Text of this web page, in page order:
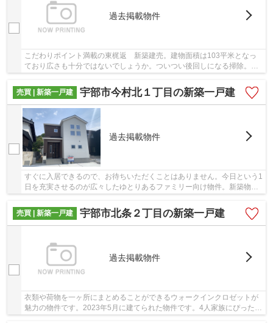
過去掲載物件
こだわりポイント満載の東梶返 新築建売。建物面積は103平米となっ
ており広さも十分ではないでしょうか。ついつい後回しになる掃除。フ
売買 | 新築一戸建
宇部市今村北１丁目の新築一戸建
過去掲載物件
すぐに入居できるので、お待ちいただくことはありません。今日という1
日を充実させるのが広々したゆとりあるファミリー向け物件。新築物件
で新たな生活をスタートさせてみませんか。シ...
売買 | 新築一戸建
宇部市北条２丁目の新築一戸建
過去掲載物件
衣類や荷物を一ヶ所にまとめることができるウォークインクロゼットが
魅力の物件です。2023年5月に建てられた物件です。4人家族にぴったり
の広さのある4LDKの物件情報は当社まで。ご家...